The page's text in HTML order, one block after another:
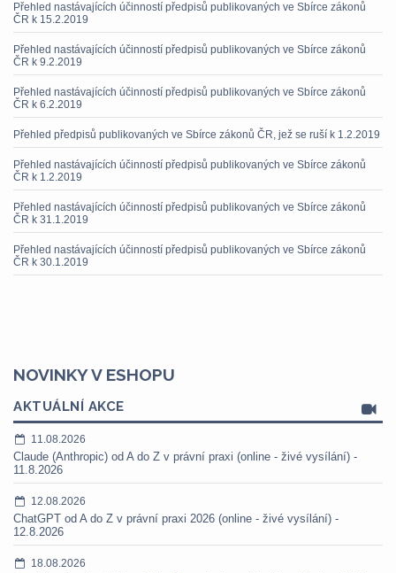
Přehled nastávajících účinností předpisů publikovaných ve Sbírce zákonů
ČR k 15.2.2019
Přehled nastávajících účinností předpisů publikovaných ve Sbírce zákonů
ČR k 9.2.2019
Přehled nastávajících účinností předpisů publikovaných ve Sbírce zákonů
ČR k 6.2.2019
Přehled předpisů publikovaných ve Sbírce zákonů ČR, jež se ruší k 1.2.2019
Přehled nastávajících účinností předpisů publikovaných ve Sbírce zákonů
ČR k 1.2.2019
Přehled nastávajících účinností předpisů publikovaných ve Sbírce zákonů
ČR k 31.1.2019
Přehled nastávajících účinností předpisů publikovaných ve Sbírce zákonů
ČR k 30.1.2019
NOVINKY V ESHOPU
AKTUÁLNÍ AKCE
11.08.2026
Claude (Anthropic) od A do Z v právní praxi (online - živé vysílání) -
11.8.2026
12.08.2026
ChatGPT od A do Z v právní praxi 2026 (online - živé vysílání) -
12.8.2026
18.08.2026